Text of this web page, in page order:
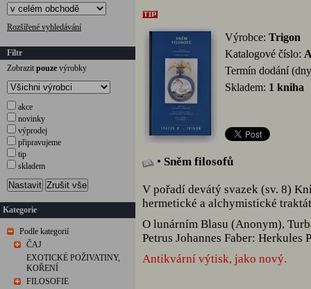
Rozšířené vyhledávání
Filtr
Zobrazit pouze výrobky
akce
novinky
výprodej
připravujeme
tip
skladem
Nastavit Zrušit vše
Kategorie
Podle kategorií
ČAJ
EXOTICKÉ POŽIVATINY,
KOŘENÍ
FILOSOFIE
Výrobce: Trigon
Katalogové číslo:
Termín dodání
Skladem: 1 kniha
• Sněm filosofů
V pořadí devátý svazek (sv. 8)
hermetické a alchymistické
O lunárním Blasu (Anonym),
Petrus Johannes Faber: Herkules
Antikvární výtisk, jako nový.